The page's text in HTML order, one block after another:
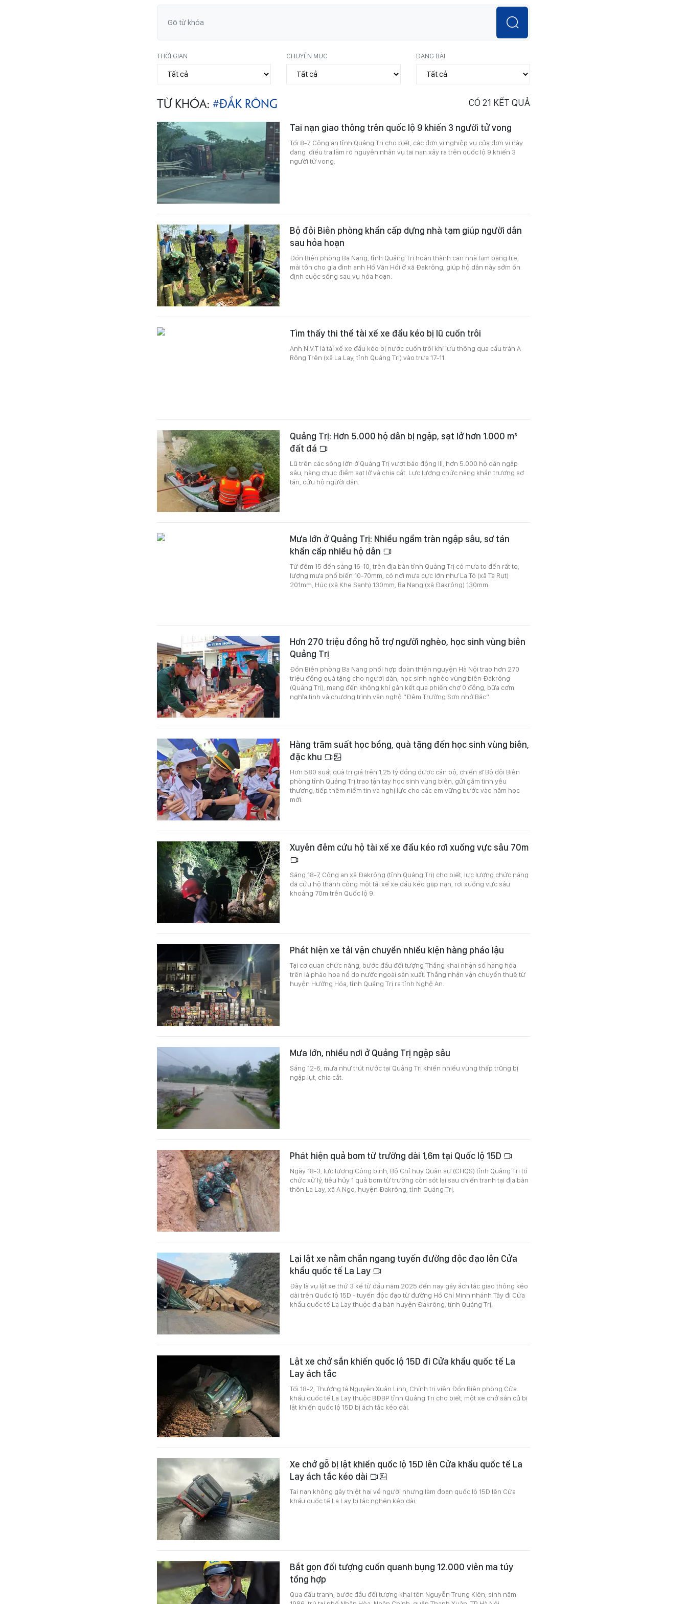
THỜI GIAN CHUYÊN MỤC DẠNG BÀI
TỪ KHÓA: #ĐẮK RÔNG CÓ 21 KẾT QUẢ
Tai nạn giao thông trên quốc lộ 9 khiến 3 người tử vong
Tối 8-7, Công an tỉnh Quảng Trị cho biết, các đơn vị nghiệp vụ của đơn vị này
đang điều tra làm rõ nguyên nhân vụ tai nạn xảy ra trên quốc lộ 9 khiến 3
người tử vong.
Bộ đội Biên phòng khẩn cấp dựng nhà tạm giúp người dân
sau hỏa hoạn
Đồn Biên phòng Ba Nang, tỉnh Quảng Trị hoàn thành căn nhà tạm bằng tre,
mái tôn cho gia đình anh Hồ Văn Hồi ở xã Đakrông, giúp hộ dân này sớm ổn
định cuộc sống sau vụ hỏa hoạn.
Tìm thấy thi thể tài xế xe đầu kéo bị lũ cuốn trôi
Anh N.V.T là tài xế xe đầu kéo bị nước cuốn trôi khi lưu thông qua cầu tràn A
Rông Trên (xã La Lay, tỉnh Quảng Trị) vào trưa 17-11.
Quảng Trị: Hơn 5.000 hộ dân bị ngập, sạt lở hơn 1.000 m³
đất đá
Lũ trên các sông lớn ở Quảng Trị vượt báo động III, hơn 5.000 hộ dân ngập
sâu, hàng chục điểm sạt lở và chia cắt. Lực lượng chức năng khẩn trương sơ
tán, cứu hộ người dân.
Mưa lớn ở Quảng Trị: Nhiều ngầm tràn ngập sâu, sơ tán
khẩn cấp nhiều hộ dân
Từ đêm 15 đến sáng 16-10, trên địa bàn tỉnh Quảng Trị có mưa to đến rất to,
lượng mưa phổ biến 10-70mm, có nơi mưa cực lớn như La Tó (xã Tà Rụt)
201mm, Húc (xã Khe Sanh) 130mm, Ba Nang (xã Đakrông) 130mm.
Hơn 270 triệu đồng hỗ trợ người nghèo, học sinh vùng biên
Quảng Trị
Đồn Biên phòng Ba Nang phối hợp đoàn thiện nguyện Hà Nội trao hơn 270
triệu đồng quà tặng cho người dân, học sinh nghèo vùng biên Đakrông
(Quảng Trị), mang đến không khí gắn kết qua phiên chợ 0 đồng, bữa cơm
nghĩa tình và chương trình văn nghệ “Đêm Trường Sơn nhớ Bác”.
Hàng trăm suất học bổng, quà tặng đến học sinh vùng biên,
đặc khu
Hơn 580 suất quà trị giá trên 1,25 tỷ đồng được cán bộ, chiến sĩ Bộ đội Biên
phòng tỉnh Quảng Trị trao tận tay học sinh vùng biên, gửi gắm tình yêu
thương, tiếp thêm niềm tin và nghị lực cho các em vững bước vào năm học
mới.
Xuyên đêm cứu hộ tài xế xe đầu kéo rơi xuống vực sâu 70m
Sáng 18-7, Công an xã Đakrông (tỉnh Quảng Trị) cho biết, lực lượng chức năng
đã cứu hộ thành công một tài xế xe đầu kéo gặp nạn, rơi xuống vực sâu
khoảng 70m trên Quốc lộ 9.
Phát hiện xe tải vận chuyển nhiều kiện hàng pháo lậu
Tại cơ quan chức năng, bước đầu đối tượng Thắng khai nhận số hàng hóa
trên là pháo hoa nổ do nước ngoài sản xuất. Thắng nhận vận chuyển thuê từ
huyện Hướng Hóa, tỉnh Quảng Trị ra tỉnh Nghệ An.
Mưa lớn, nhiều nơi ở Quảng Trị ngập sâu
Sáng 12-6, mưa như trút nước tại Quảng Trị khiến nhiều vùng thấp trũng bị
ngập lụt, chia cắt.
Phát hiện quả bom từ trường dài 1,6m tại Quốc lộ 15D
Ngày 18-3, lực lượng Công binh, Bộ Chỉ huy Quân sự (CHQS) tỉnh Quảng Trị tổ
chức xử lý, tiêu hủy 1 quả bom từ trường còn sót lại sau chiến tranh tại địa bàn
thôn La Lay, xã A Ngo, huyện Đakrông, tỉnh Quảng Trị.
Lại lật xe nằm chắn ngang tuyến đường độc đạo lên Cửa
khẩu quốc tế La Lay
Đây là vụ lật xe thứ 3 kể từ đầu năm 2025 đến nay gây ách tắc giao thông kéo
dài trên Quốc lộ 15D - tuyến độc đạo từ đường Hồ Chí Minh nhánh Tây đi Cửa
khẩu quốc tế La Lay thuộc địa bàn huyện Đakrông, tỉnh Quảng Trị.
Lật xe chở sắn khiến quốc lộ 15D đi Cửa khẩu quốc tế La
Lay ách tắc
Tối 18-2, Thượng tá Nguyễn Xuân Linh, Chính trị viên Đồn Biên phòng Cửa
khẩu quốc tế La Lay thuộc BĐBP tỉnh Quảng Trị cho biết, một xe chở sắn củ bị
lật khiến quốc lộ 15D bị ách tắc kéo dài.
Xe chở gỗ bị lật khiến quốc lộ 15D lên Cửa khẩu quốc tế La
Lay ách tắc kéo dài
Tai nạn không gây thiệt hại về người nhưng làm đoạn quốc lộ 15D lên Cửa
khẩu quốc tế La Lay bị tắc nghẽn kéo dài.
Bắt gọn đối tượng cuốn quanh bụng 12.000 viên ma túy
tổng hợp
Qua đấu tranh, bước đầu đối tượng khai tên Nguyễn Trung Kiên, sinh năm